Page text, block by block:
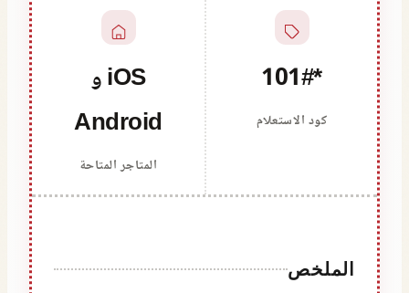
*101#
كود الاستعلام
iOS و
Android
المتاجر المتاحة
الملخص